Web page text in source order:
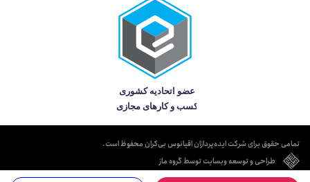
تمامی حقوق برای شرکت ایده‌پردازان اقیانوس بی‌کران محفوظ است.
طراحی و توسعه وبسایت توسط گروه ماز